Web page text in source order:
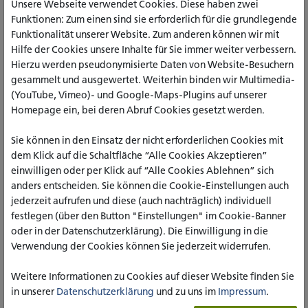
Die katho versteht sich nicht nur als Anwenderin, sondern als
aktive Mitgestalterin der internationalen ILIAS-Community.
Mit der Ausrichtung dieser Veranstaltungsreihe unterstreicht
die Hochschule ihr Engagement für Open Source, digitale
Innovation und barrierefreie Bildung.
Dieses Engagement zeigt sich auch in der aktiven
Beteiligung an zentralen Strukturen der Community: Marvin
Hackfort ist Mitglied im Technical Board des ILIAS-Vereins
der Plattform ein. Darüber hinaus ist Dr.in Annett Giercke-
Ungermann (DLSC) im ILIAS-Verein als benannte
Accessibility-Expertin aktiv und setzt wichtige Impulse für
die barrierefreie Weiterentwicklung der Plattform.
Die hohe Beteiligung und der intensive Austausch an allen
drei Tagen zeigen eindrucksvoll: Die Zukunft digitaler Lehre
entsteht durch internationale Zusammenarbeit, geteiltes
Impressionen
Unsere Webseite verwendet Cookies. Diese haben zwei
Funktionen: Zum einen sind sie erforderlich für die grundlegende
Funktionalität unserer Website. Zum anderen können wir mit
Hilfe der Cookies unsere Inhalte für Sie immer weiter verbessern.
Hierzu werden pseudonymisierte Daten von Website-Besuchern
gesammelt und ausgewertet. Weiterhin binden wir Multimedia-
(YouTube, Vimeo)- und Google-Maps-Plugins auf unserer
Homepage ein, bei deren Abruf Cookies gesetzt werden.
Sie können in den Einsatz der nicht erforderlichen Cookies mit
dem Klick auf die Schaltfläche “Alle Cookies Akzeptieren”
einwilligen oder per Klick auf “Alle Cookies Ablehnen” sich
anders entscheiden. Sie können die Cookie-Einstellungen auch
jederzeit aufrufen und diese (auch nachträglich) individuell
festlegen (über den Button "Einstellungen" im Cookie-Banner
oder in der Datenschutzerklärung). Die Einwilligung in die
Verwendung der Cookies können Sie jederzeit widerrufen.
Weitere Informationen zu Cookies auf dieser Website finden Sie
in unserer Datenschutzerklärung und zu uns im Impressum.